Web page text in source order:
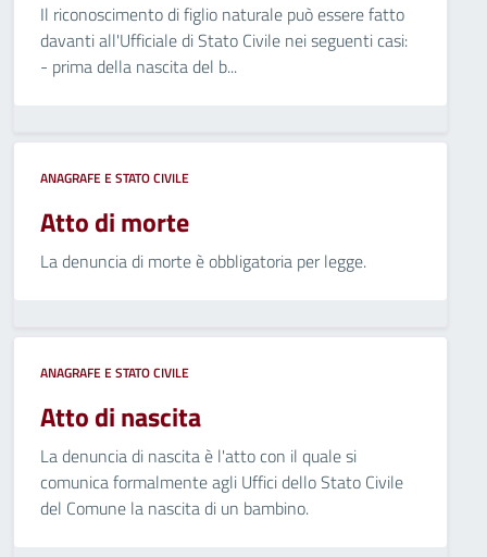
Il riconoscimento di figlio naturale può essere fatto
davanti all'Ufficiale di Stato Civile nei seguenti casi:
- prima della nascita del b...
ANAGRAFE E STATO CIVILE
Atto di morte
La denuncia di morte è obbligatoria per legge.
ANAGRAFE E STATO CIVILE
Atto di nascita
La denuncia di nascita è l'atto con il quale si
comunica formalmente agli Uffici dello Stato Civile
del Comune la nascita di un bambino.